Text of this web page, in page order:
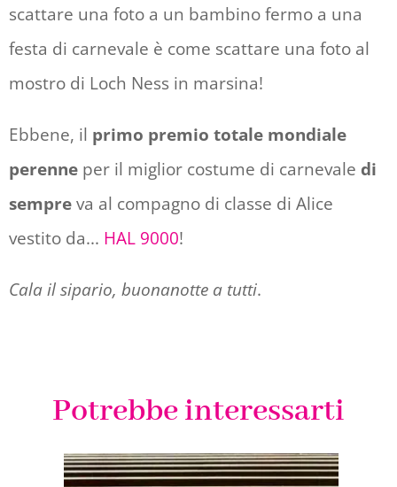
scattare una foto a un bambino fermo a una
festa di carnevale è come scattare una foto al
mostro di Loch Ness in marsina!
Ebbene, il primo premio totale mondiale
perenne per il miglior costume di carnevale di
sempreva al compagno di classe di Alice
vestito da... HAL 9000!
Cala il sipario, buonanotte a tutti.
Potrebbe interessarti